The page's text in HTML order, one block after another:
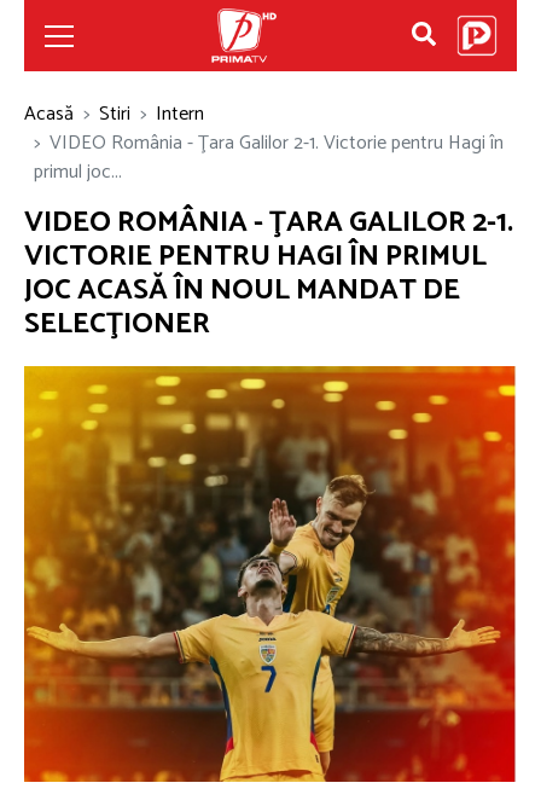
Acasă Stiri
Intern
VIDEO România - Ţara Galilor 2-1. Victorie pentru Hagi în
primul joc...
VIDEO ROMÂNIA - ŢARA GALILOR 2-1.
VICTORIE PENTRU HAGI ÎN PRIMUL
JOC ACASĂ ÎN NOUL MANDAT DE
SELECŢIONER